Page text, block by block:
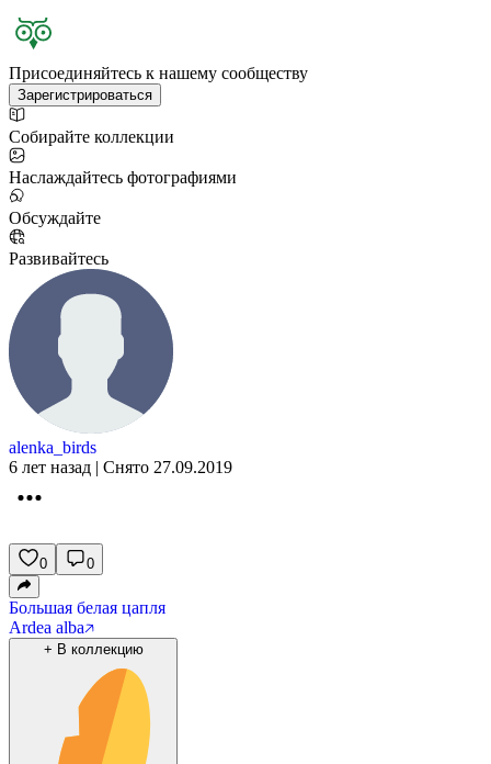
Присоединяйтесь к нашему сообществу
Зарегистрироваться
Собирайте коллекции
Наслаждайтесь фотографиями
Обсуждайте
Развивайтесь
alenka_birds
6 лет назад | Снято 27.09.2019
0 0
Большая белая цапля
Ardea alba
+ В коллекцию